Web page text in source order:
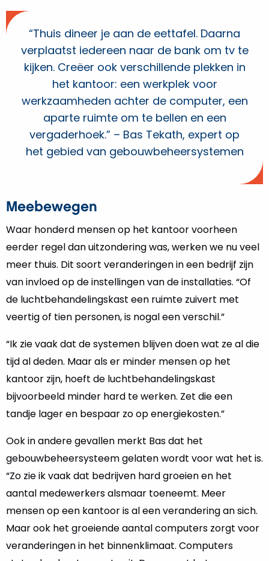
“Thuis dineer je aan de eettafel. Daarna
verplaatst iedereen naar de bank om tv te
kijken. Creëer ook verschillende plekken in
het kantoor: een werkplek voor
werkzaamheden achter de computer, een
aparte ruimte om te bellen en een
vergaderhoek.” – Bas Tekath, expert op
het gebied van gebouwbeheersystemen
Meebewegen
Waar honderd mensen op het kantoor voorheen
eerder regel dan uitzondering was, werken we nu veel
meer thuis. Dit soort veranderingen in een bedrijf zijn
van invloed op de instellingen van de installaties. “Of
de luchtbehandelingskast een ruimte zuivert met
veertig of tien personen, is nogal een verschil.”
“Ik zie vaak dat de systemen blijven doen wat ze al die
tijd al deden. Maar als er minder mensen op het
kantoor zijn, hoeft de luchtbehandelingskast
bijvoorbeeld minder hard te werken. Zet die een
tandje lager en bespaar zo op energiekosten.”
Ook in andere gevallen merkt Bas dat het
gebouwbeheersysteem gelaten wordt voor wat het is.
“Zo zie ik vaak dat bedrijven hard groeien en het
aantal medewerkers alsmaar toeneemt. Meer
mensen op een kantoor is al een verandering an sich.
Maar ook het groeiende aantal computers zorgt voor
veranderingen in het binnenklimaat. Computers